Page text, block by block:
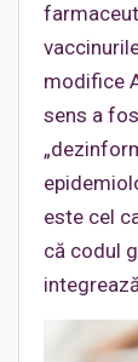
modifice
sens a
este cel
că codul